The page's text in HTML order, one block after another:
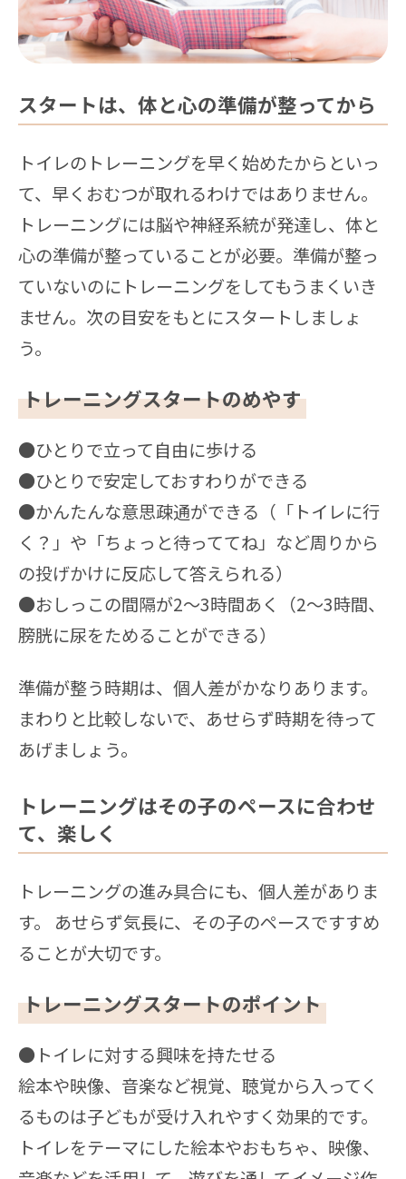
スタートは、体と心の準備が整ってから
トイレのトレーニングを早く始めたからといっ
て、早くおむつが取れるわけではありません。
トレーニングには脳や神経系統が発達し、体と
心の準備が整っていることが必要。準備が整っ
ていないのにトレーニングをしてもうまくいき
ません。次の目安をもとにスタートしましょ
う。
トレーニングスタートのめやす
●ひとりで立って自由に歩ける
●ひとりで安定しておすわりができる
●かんたんな意思疎通ができる（「トイレに行
く？」や「ちょっと待っててね」など周りから
の投げかけに反応して答えられる）
●おしっこの間隔が2〜3時間あく（2〜3時間、
膀胱に尿をためることができる）
準備が整う時期は、個人差がかなりあります。
まわりと比較しないで、あせらず時期を待って
あげましょう。
トレーニングはその子のペースに合わせ
て、楽しく
トレーニングの進み具合にも、個人差がありま
す。 あせらず気長に、その子のペースですすめ
ることが大切です。
トレーニングスタートのポイント
●トイレに対する興味を持たせる
絵本や映像、音楽など視覚、聴覚から入ってく
るものは子どもが受け入れやすく効果的です。
トイレをテーマにした絵本やおもちゃ、映像、